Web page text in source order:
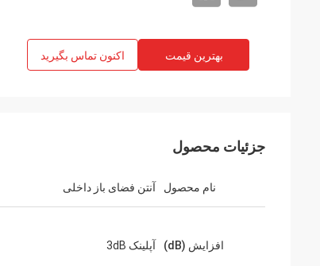
بهترین قیمت اکنون تماس بگیرید
جزئیات محصول
نام محصول آنتن فضای باز داخلی
افزایش (dB) آپلینک 3dB